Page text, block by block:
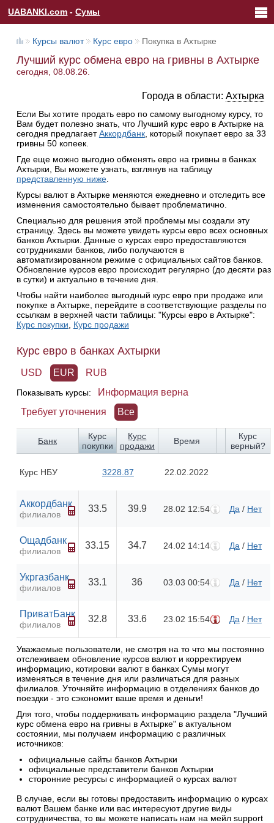
UABANKI.com -Сумы
Курсы валют Курс евро Покупка в Ахтырке
Лучший курс обмена евро на гривны в Ахтырке
сегодня, 08.08.26.
Города в области: Ахтырка
Если Вы хотите продать евро по самому выгодному курсу, то
Вам будет полезно знать, что Лучший курс евро в Ахтырке на
сегодня предлагаетАккордбанк, который покупает евро за 33
гривны 50 копеек.
Где еще можно выгодно обменять евро на гривны в банках
Ахтырки, Вы можете узнать, взглянув на таблицу
представленную ниже.
Курсы валют в Ахтырке меняются ежедневно и отследить все
изменения самостоятельно бывает проблематично.
Специально для решения этой проблемы мы создали эту
страницу. Здесь вы можете увидеть курсы евро всех основных
банков Ахтырки. Данные о курсах евро предоставляются
сотрудниками банков, либо получаются в
автоматизированном режиме с официальных сайтов банков.
Обновление курсов евро происходит регулярно (до десяти раз
в сутки) и актуально в течение дня.
Чтобы найти наиболее выгодный курс евро при продаже или
покупке в Ахтырке, перейдите в соответствующие разделы по
ссылкам в верхней части таблицы: "Курсы евро в Ахтырке":
Курс покупки
Курс продажи
Курс евро в банках Ахтырки
USD EUR RUB
Показывать курсы:
Информация верна
Требует уточнения
Все
Банк
Курс
покупки
Курс
продажи
Время
Курс
верный?
Курс НБУ 3228.87 22.02.2022
Аккордбанк
филиалов
33.5 39.9 28.02 12:54 Да / Нет
Ощадбанк
филиалов
33.15 34.7 24.02 14:14 Да / Нет
Укргазбанк
филиалов
33.1 36 03.03 00:54 Да / Нет
ПриватБанк
филиалов
32.8 33.6 23.02 15:54 Да / Нет
Уважаемые пользователи, не смотря на то что мы постоянно
отслеживаем обновление курсов валют и корректируем
информацию, котировки валют в банках Сумы могут
изменяться в течение дня или различаться для разных
филиалов. Уточняйте информацию в отделениях банков до
поездки - это сэкономит ваше время и деньги!
Для того, чтобы поддерживать информацию раздела "Лучший
курс обмена евро на гривны в Ахтырке" в актуальном
состоянии, мы получаем информацию с различных
источников:
официальные сайты банков Ахтырки
официальные представители банков Ахтырки
сторонние ресурсы с информацией о курсах валют
В случае, если вы готовы предоставить информацию о курсах
валют Вашем банке или вас интересуют другие виды
сотрудничества, то вы можете написать нам на мейл support